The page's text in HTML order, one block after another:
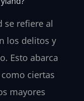
se refiere al
los delitos y
Esto abarca
ciertas
mayores